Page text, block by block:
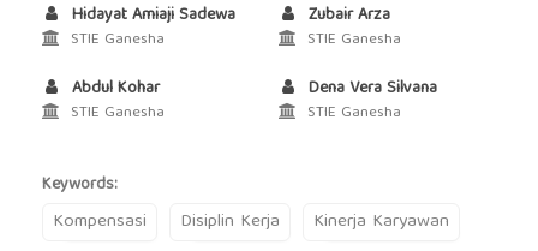
Hidayat Amiaji Sadewa
STIE Ganesha
Zubair Arza
STIE Ganesha
Abdul Kohar
STIE Ganesha
Dena Vera Silvana
STIE Ganesha
Keywords:
Kompensasi Disiplin Kerja Kinerja Karyawan